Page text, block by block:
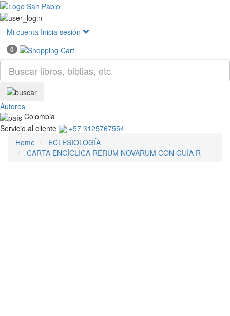
Mi cuenta Inicia sesión
0
Autores
Colombia
Servicio al cliente
+57 3125767554
Home
ECLESIOLOGÍA
CARTA ENCÍCLICA RERUM NOVARUM CON GUÍA R